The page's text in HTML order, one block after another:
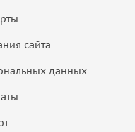
сайта
данных